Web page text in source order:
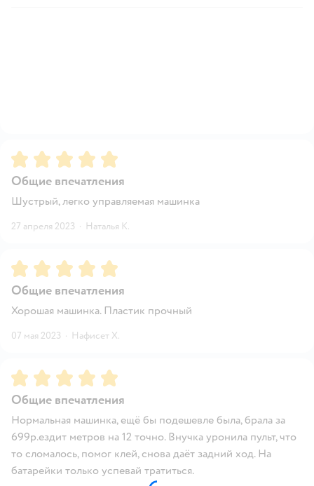
Рейтинг:5
Общие впечатления
Шустрый, легко управляемая машинка
27 апреля 2023 · Наталья К.
Рейтинг:5
Общие впечатления
Хорошая машинка. Пластик прочный
07 мая 2023 · Нафисет Х.
Рейтинг:5
Общие впечатления
Нормальная машинка, ещё бы подешевле была, брала за
699р.ездит метров на 12 точно. Внучка уронила пульт, что
то сломалось, помог клей, снова даёт задний ход. На
батарейки только успевай тратиться.